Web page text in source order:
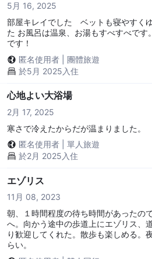
5月 16, 2025
部屋キレイでした ベットも寝やすく
た お風呂は温泉、お湯もすべすべ
です！
匿名使用者
團體旅遊
於5月 2025入住
心地よい大浴場
2月 17, 2025
寒さで冷えたからだが温まりました。
匿名使用者
單人旅遊
於2月 2025入住
エゾリス
11月 08, 2023
朝、１時間程度の待ち時間があったの
へ。向かう途中の歩道上にエゾリス、
り歓迎してくれた。散歩も楽しめる。
らい。